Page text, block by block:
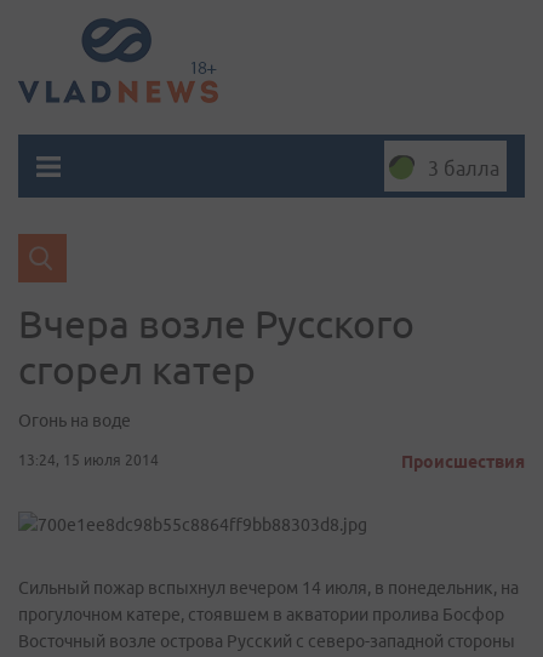
3 балла
Вчера возле Русского
сгорел катер
Огонь на воде
13:24, 15 июля 2014 Происшествия
Сильный пожар вспыхнул вечером 14 июля, в понедельник, на
прогулочном катере, стоявшем в акватории пролива Босфор
Восточный возле острова Русский с северо-западной стороны